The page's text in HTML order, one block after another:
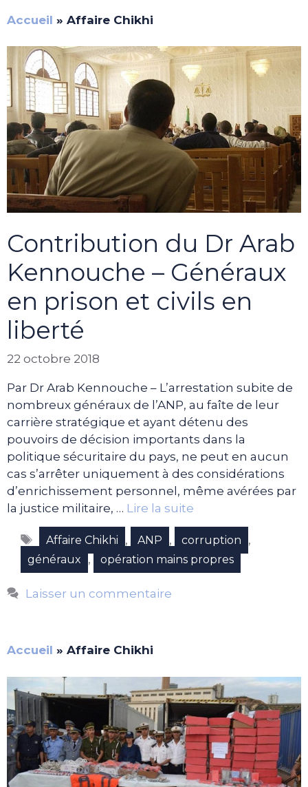
Accueil » Affaire Chikhi
Contribution du Dr Arab
Kennouche – Généraux
en prison et civils en
liberté
22 octobre 2018
Par Dr Arab Kennouche – L’arrestation subite de
nombreux généraux de l’ANP, au faîte de leur
carrière stratégique et ayant détenu des
pouvoirs de décision importants dans la
politique sécuritaire du pays, ne peut en aucun
cas s’arrêter uniquement à des considérations
d’enrichissement personnel, même avérées par
la justice militaire, … Lire la suite
Étiquettes
Affaire Chikhi , ANP , corruption ,
généraux , opération mains propres
Laisser un commentaire
Accueil » Affaire Chikhi